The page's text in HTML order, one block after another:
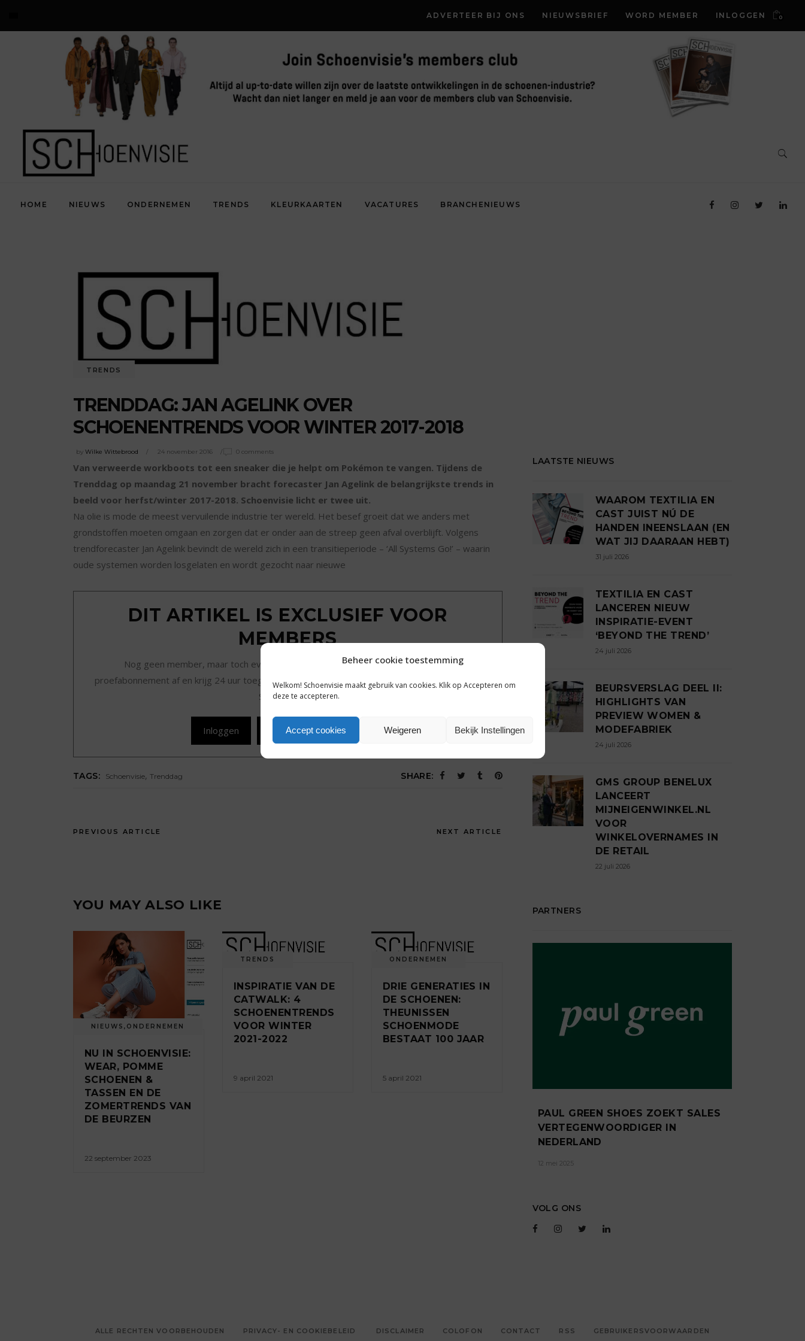
Beheer cookie toestemming
Welkom! Schoenvisie maakt gebruik van cookies. Klik op Accepteren om
deze te accepteren.
Accept cookies Weigeren Bekijk Instellingen
ADVERTEER BIJ ONS NIEUWSBRIEF WORD MEMBER INLOGGEN 0
HOME NIEUWS ONDERNEMEN TRENDS KLEURKAARTEN VACATURES BRANCHENIEUWS
TRENDS
TRENDDAG: JAN AGELINK OVER
SCHOENENTRENDS VOOR WINTER 2017-2018
by Wilke Wittebrood 24 november 2016 0 comments
Van verweerde workboots tot een sneaker die je helpt om Pokémon te vangen. Tijdens de
Trenddag op maandag 21 november bracht forecaster Jan Agelink de belangrijkste trends in
beeld voor herfst/winter 2017-2018. Schoenvisie licht er twee uit.
Na olie is mode de meest vervuilende industrie ter wereld. Het besef groeit dat we anders met
grondstoffen moeten omgaan en zorgen dat er onder aan de streep geen afval overblijft. Volgens
trendforecaster Jan Agelink bevindt de wereld zich in een transitieperiode – ‘All Systems Go!’ – waarin
oude systemen worden losgelaten en wordt gezocht naar nieuwe
DIT ARTIKEL IS EXCLUSIEF VOOR
MEMBERS
Nog geen member, maar toch even rondkijken achter de poort? Sluit een gratis
proefabonnement af en krijg 24 uur toegang tot alle plusartikelen en het complete archief van
Schoenvisie.nl.
Inloggen Een dag gratis toegang
TAGS: Schoenvisie,Trenddag SHARE:
PREVIOUS ARTICLE NEXT ARTICLE
YOU MAY ALSO LIKE
NIEUWS , ONDERNEMEN
NU IN SCHOENVISIE:
WEAR, POMME
SCHOENEN &
TASSEN EN DE
ZOMERTRENDS VAN
DE BEURZEN
22 september 2023
TRENDS
INSPIRATIE VAN DE
CATWALK: 4
SCHOENENTRENDS
VOOR WINTER
2021-2022
9 april 2021
ONDERNEMEN
DRIE GENERATIES IN
DE SCHOENEN:
THEUNISSEN
SCHOENMODE
BESTAAT 100 JAAR
5 april 2021
LAATSTE NIEUWS
WAAROM TEXTILIA EN
CAST JUIST NÚ DE
HANDEN INEENSLAAN (EN
WAT JIJ DAARAAN HEBT)
31 juli 2026
TEXTILIA EN CAST
LANCEREN NIEUW
INSPIRATIE-EVENT
‘BEYOND THE TREND’
24 juli 2026
BEURSVERSLAG DEEL II:
HIGHLIGHTS VAN
PREVIEW WOMEN &
MODEFABRIEK
24 juli 2026
GMS GROUP BENELUX
LANCEERT
MIJNEIGENWINKEL.NL
VOOR
WINKELOVERNAMES IN
DE RETAIL
22 juli 2026
PARTNERS
PAUL GREEN SHOES ZOEKT SALES
VERTEGENWOORDIGER IN
NEDERLAND
12 mei 2025
VOLG ONS
ALLE RECHTEN VOORBEHOUDEN PRIVACY- EN COOKIEBELEID DISCLAIMER COLOFON CONTACT RSS GEBRUIKERSVOORWAARDEN